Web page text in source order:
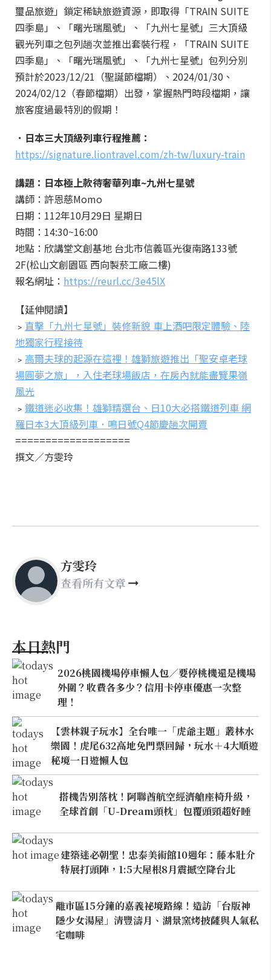
璽品旅遊」鎖定稀缺旅遊資源，即取得「TRAIN SUITE
四季島」、「曙光瑞風號」、「九州七星號」三大頂級
觀光列車之包列趟次並推出套裝行程，「TRAIN SUITE
四季島」、「曙光瑞風號」、「九州七星號」包列分別
預計於2023/12/21（聖誕節檔期）、2024/01/30、
2024/02/12（春節檔期）出發，掌握熱門時段檔期，讓
旅客度過最特別的假期！
．日本三大頂級列車行程推薦：
https://signature.liontravel.com/zh-tw/luxury-train
講題：日本極上款待奢華列車~九州七星號
講師：許恩慈Momo
日期：112年10月29日 星期日
時間：14:30~16:00
地點：欣講堂文創基地 台北市信義區光復南路133號
2F(松山文創園區 西向製菸工廠二樓)
報名網址： https://reurl.cc/3e45lX
【延伸閱讀】
﹥ 直擊「九州七星號」裝修新貌 車上酒吧限定體驗、陸
地獨家行程接待
﹥ 高爾夫球的起源在這裡！雄獅旅遊推出「聖安卓老球
場圓夢之旅」，入住老球場飯店，在房內就能盡覽果嶺
風光
﹥ 鐵道迷必收集！雄獅精選台、日10大必搭鐵道列車 網
羅日本3大頂級列車．鳴日號Q4節慶趟次開賣
===================
撰文／方雯玲
方雯玲
查看所有文章
本日熱門
2026桃園機場停車懶人包／要停桃機還是機場
外圍？收費各多少？信用卡停車優惠一次整
理！
【雲林親子玩水】全台唯一「虎爺主題」叢林水
樂園！虎尾632高地免門票回歸，玩水＋4大順遊
秘境一日遊懶人包
搭機告別落枕！阿聯酋航空經濟艙座椅升級，
全球首創「U-Dream頭枕」包覆頭頸超好睡
建築迷必朝聖！忠泰美術館10週年：藤本壯介
特展打頭陣，1:5大屋根8月震撼空降台北
離市區15分鐘的嘉義祕境路線！造訪「台版神
隱少女湯屋」清豐濤月、湖景窯烤披薩與人氣私
宅咖啡